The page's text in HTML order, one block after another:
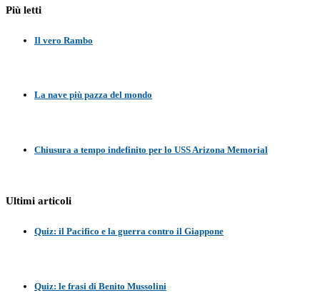
Più letti
Il vero Rambo
La nave più pazza del mondo
Chiusura a tempo indefinito per lo USS Arizona Memorial
Ultimi articoli
Quiz: il Pacifico e la guerra contro il Giappone
Quiz: le frasi di Benito Mussolini